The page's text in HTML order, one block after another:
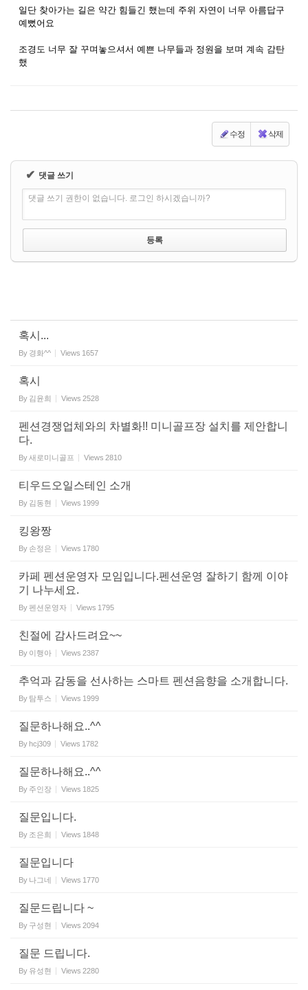
일단 찾아가는 길은 약간 힘들긴 했는데 주위 자연이 너무 아름답구
예뻤어요
조경도 너무 잘 꾸며놓으셔서 예쁜 나무들과 정원을 보며 계속 감탄
했
수정 삭제
✔ 댓글 쓰기
댓글 쓰기 권한이 없습니다. 로그인 하시겠습니까?
혹시...
By 경화^^ Views 1657
혹시
By 김윤희 Views 2528
펜션경쟁업체와의 차별화!! 미니골프장 설치를 제안합니
다.
By새로미니골프 Views 2810
티우드오일스테인 소개
By 김동현 Views 1999
킹왕짱
By 손정은 Views 1780
카페 펜션운영자 모임입니다.펜션운영 잘하기 함께 이야
기 나누세요.
By펜션운영자 Views 1795
친절에 감사드려요~~
By 이행아 Views 2387
추억과 감동을 선사하는 스마트 펜션음향을 소개합니다.
By 탐투스 Views 1999
질문하나해요..^^
Byhcj309 Views 1782
질문하나해요..^^
By 주인장 Views 1825
질문입니다.
By 조은희 Views 1848
질문입니다
By 나그네 Views 1770
질문드립니다 ~
By 구성현 Views 2094
질문 드립니다.
By 유성현 Views 2280